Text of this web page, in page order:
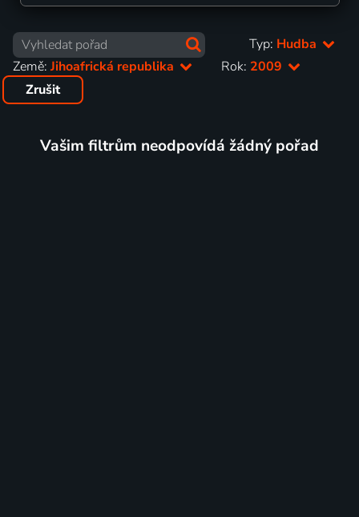
Typ: Hudba
Země: Jihoafrická republika Rok: 2009
Zrušit
Vašim filtrům neodpovídá žádný pořad